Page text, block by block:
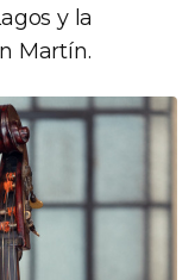
y la
Martín.